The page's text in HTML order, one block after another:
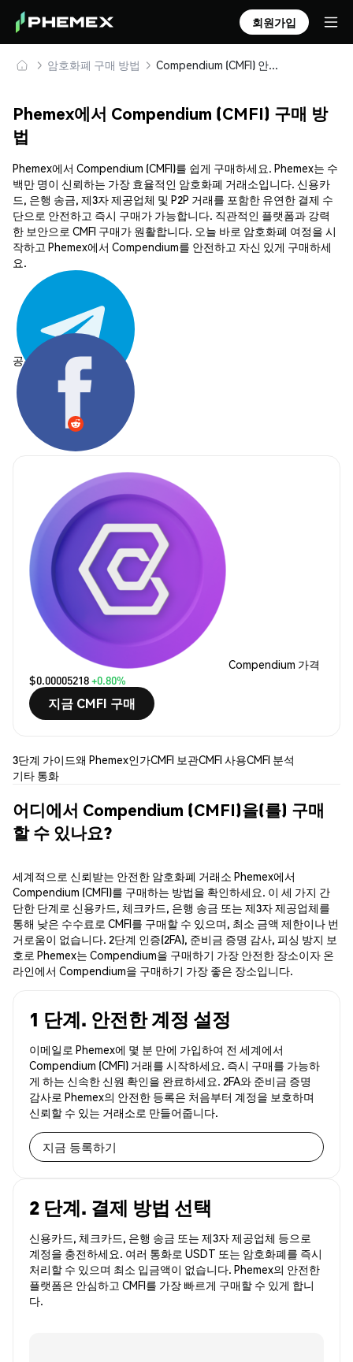
회원가입
암호화폐 구매 방법 Compendium (CMFI) 안전하게 구매 및 보관
Phemex에서 Compendium (CMFI) 구매 방
법
Phemex에서 Compendium (CMFI)를 쉽게 구매하세요. Phemex는 수
백만 명이 신뢰하는 가장 효율적인 암호화폐 거래소입니다. 신용카
드, 은행 송금, 제3자 제공업체 및 P2P 거래를 포함한 유연한 결제 수
단으로 안전하고 즉시 구매가 가능합니다. 직관적인 플랫폼과 강력
한 보안으로 CMFI 구매가 원활합니다. 오늘 바로 암호화폐 여정을 시
작하고 Phemex에서 Compendium를 안전하고 자신 있게 구매하세
요.
공유하기:
Compendium 가격
$0.00005218+0.80%
지금 CMFI 구매
3단계 가이드왜 Phemex인가CMFI 보관CMFI 사용CMFI 분석
기타 통화
어디에서 Compendium (CMFI)을(를) 구매
할 수 있나요?
세계적으로 신뢰받는 안전한 암호화폐 거래소 Phemex에서
Compendium (CMFI)를 구매하는 방법을 확인하세요. 이 세 가지 간
단한 단계로 신용카드, 체크카드, 은행 송금 또는 제3자 제공업체를
통해 낮은 수수료로 CMFI를 구매할 수 있으며, 최소 금액 제한이나 번
거로움이 없습니다. 2단계 인증(2FA), 준비금 증명 감사, 피싱 방지 보
호로 Phemex는 Compendium을 구매하기 가장 안전한 장소이자 온
라인에서 Compendium을 구매하기 가장 좋은 장소입니다.
1 단계. 안전한 계정 설정
이메일로 Phemex에 몇 분 만에 가입하여 전 세계에서
Compendium (CMFI) 거래를 시작하세요. 즉시 구매를 가능하
게 하는 신속한 신원 확인을 완료하세요. 2FA와 준비금 증명
감사로 Phemex의 안전한 등록은 처음부터 계정을 보호하며
신뢰할 수 있는 거래소로 만들어줍니다.
지금 등록하기
2 단계. 결제 방법 선택
신용카드, 체크카드, 은행 송금 또는 제3자 제공업체 등으로
계정을 충전하세요. 여러 통화로 USDT 또는 암호화폐를 즉시
처리할 수 있으며 최소 입금액이 없습니다. Phemex의 안전한
플랫폼은 안심하고 CMFI를 가장 빠르게 구매할 수 있게 합니
다.